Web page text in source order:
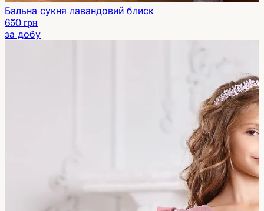
Бальна сукня лавандовий блиск
650 грн
за добу